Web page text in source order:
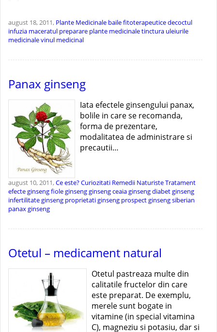
august 18, 2011, Plante Medicinale baile fitoterapeuticedecoctul
infuzia maceratul preparare plante medicinaletinctura uleiurile
medicinalevinul medicinal
Panax ginseng
Iata efectele ginsengului panax,
bolile in care se recomanda,
forma de prezentare,
modalitatea de administrare si
precautii…
august 10, 2011,Ce este?Curiozitati Remedii NaturisteTratament
efecte ginsengfiole ginsengginseng ceaiaginseng diabetginseng
infertilitateginseng proprietatiginseng prospectginseng siberian
panax ginseng
Otetul – medicament natural
Otetul pastreaza multe din
calitatile fructelor din care
este preparat. De exemplu,
merele sunt bogate in
vitamine (in special vitamina
C), magneziu si potasiu, dar si